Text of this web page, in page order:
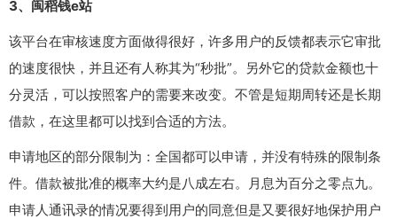
3、闽稻钱e站
该平台在审核速度方面做得很好，许多用户的反馈都表示它审批
的速度很快，并且还有人称其为“秒批”。另外它的贷款金额也十
分灵活，可以按照客户的需要来改变。不管是短期周转还是长期
借款，在这里都可以找到合适的方法。
申请地区的部分限制为：全国都可以申请，并没有特殊的限制条
件。借款被批准的概率大约是八成左右。月息为百分之零点九。
申请人通讯录的情况要得到用户的同意但是又要很好地保护用户